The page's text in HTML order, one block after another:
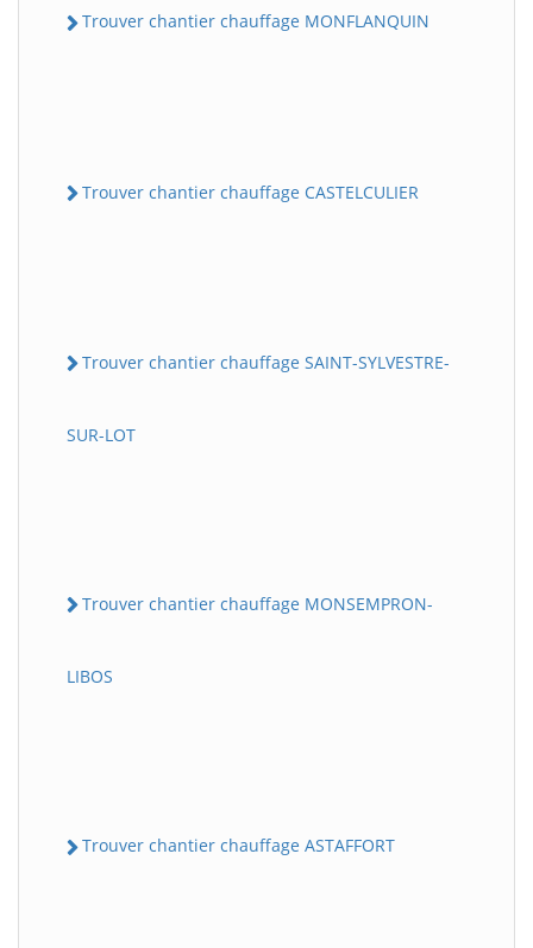
Trouver chantier chauffage MONFLANQUIN
Trouver chantier chauffage CASTELCULIER
Trouver chantier chauffage SAINT-SYLVESTRE-
SUR-LOT
Trouver chantier chauffage MONSEMPRON-
LIBOS
Trouver chantier chauffage ASTAFFORT